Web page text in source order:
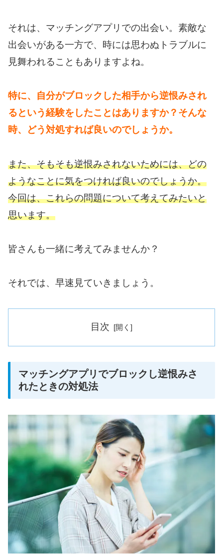
それは、マッチングアプリでの出会い。 素敵な
出会いがある一方で、時には思わぬトラブルに
見舞われることもありますよね。
特に、自分がブロックした相手から逆恨みされ
るという経験をしたことはありますか？そんな
時、どう対処すれば良いのでしょうか。
また、そもそも逆恨みされないためには、どの
ようなことに気をつければ良いのでしょうか。
今回は、これらの問題について考えてみたいと
思います。
皆さんも一緒に考えてみませんか？
それでは、早速見ていきましょう。
目次
マッチングアプリでブロックし逆恨みさ
れたときの対処法